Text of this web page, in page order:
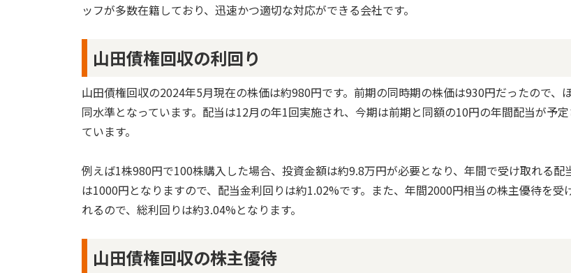
ッフが多数在籍しており、迅速かつ適切な対応ができる会社です。
山田債権回収の利回り
山田債権回収の2024年5月現在の株価は約980円です。前期の同時期の株価は930円だったので、
同水準となっています。配当は12月の年1回実施され、今期は前期と同額の10円の年間配当が予
ています。
例えば1株980円で100株購入した場合、投資金額は約9.8万円が必要となり、年間で受け取れる配
は1000円となりますので、配当金利回りは約1.02%です。また、年間2000円相当の株主優待を受
れるので、総利回りは約3.04%となります。
山田債権回収の株主優待